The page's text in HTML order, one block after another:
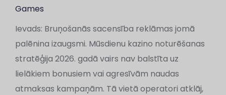
Games
Ievads: Bruņošanās sacensība reklāmas jomā
palēnina izaugsmi. Mūsdienu kazino noturēšanas
stratēģija 2026. gadā vairs nav balstīta uz
lielākiem bonusiem vai agresīvām naudas
atmaksas kampaņām. Tā vietā operatori atklāj,